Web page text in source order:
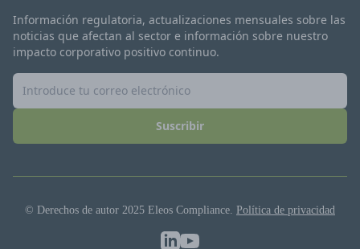
Información regulatoria, actualizaciones mensuales sobre las
noticias que afectan al sector e información sobre nuestro
impacto corporativo positivo continuo.
Suscribir
© Derechos de autor 2025 Eleos Compliance. Política de privacidad